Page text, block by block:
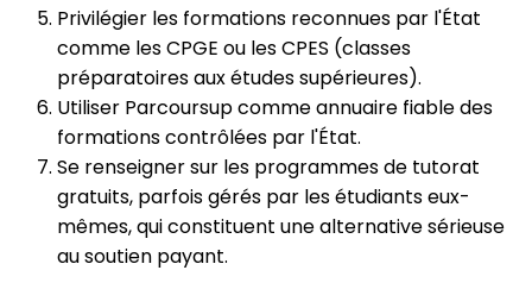
Privilégier les formations reconnues par l'État
comme les CPGE ou les CPES (classes
préparatoires aux études supérieures).
Utiliser Parcoursup comme annuaire fiable des
formations contrôlées par l'État.
Se renseigner sur les programmes de tutorat
gratuits, parfois gérés par les étudiants eux-
mêmes, qui constituent une alternative sérieuse
au soutien payant.